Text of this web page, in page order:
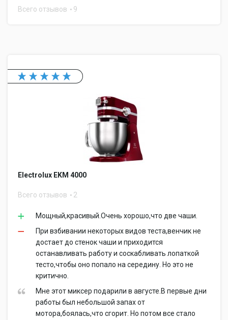
Всего отзывов 9
Electrolux EKM 4000
Всего отзывов 2
Мощный,красивый.Очень хорошо,что две чаши.
При взбивании некоторых видов теста,венчик не
достает до стенок чаши и приходится
останавливать работу и соскабливать лопаткой
тесто,чтобы оно попало на середину. Но это не
критично.
Мне этот миксер подарили в августе.В первые дни
работы был небольшой запах от
мотора,боялась,что сгорит. Но потом все стало